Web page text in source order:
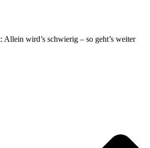
Allein wird’s schwierig – so geht’s weiter